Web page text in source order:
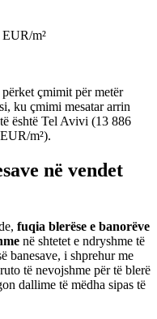
m²
çmimit për metër
ku çmimi mesatar arrin
është Tel Avivi (13 886
m²).
në vendet
fuqia blerëse e banorëve
në shtetet e ndryshme të
banesave, i shprehur me
të nevojshme për të blerë
dallime të mëdha sipas të